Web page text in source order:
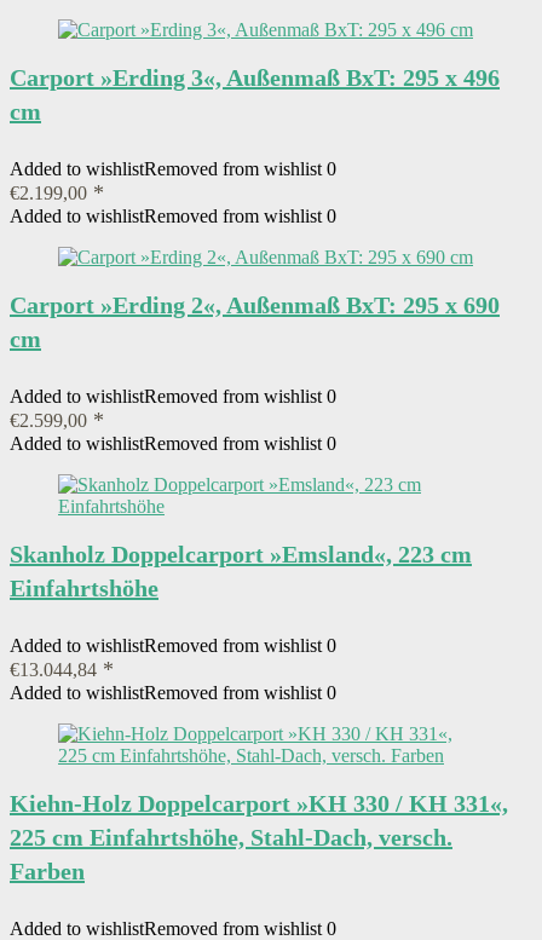
Carport »Erding 3«, Außenmaß BxT: 295 x 496
cm
Added to wishlistRemoved from wishlist 0
€2.199,00
Added to wishlistRemoved from wishlist 0
Carport »Erding 2«, Außenmaß BxT: 295 x 690
cm
Added to wishlistRemoved from wishlist 0
€2.599,00
Added to wishlistRemoved from wishlist 0
Skanholz Doppelcarport »Emsland«, 223 cm
Einfahrtshöhe
Added to wishlistRemoved from wishlist 0
€13.044,84
Added to wishlistRemoved from wishlist 0
Kiehn-Holz Doppelcarport »KH 330 / KH 331«,
225 cm Einfahrtshöhe, Stahl-Dach, versch.
Farben
Added to wishlistRemoved from wishlist 0